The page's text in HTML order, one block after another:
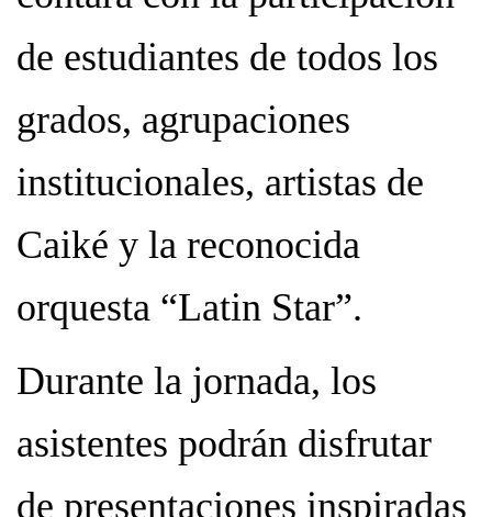
de estudiantes de todos los
grados, agrupaciones
institucionales, artistas de
Caiké y la reconocida
orquesta “Latin Star”.
Durante la jornada, los
asistentes podrán disfrutar
de presentaciones inspiradas